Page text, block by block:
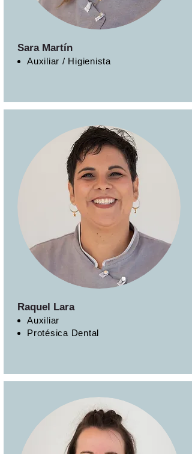
Sara Martín
Auxiliar / Higienista
Raquel Lara
Auxiliar
Protésica Dental